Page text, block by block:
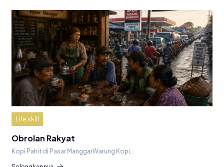
Life skill
Obrolan Rakyat
Kopi Pahit di Pasar ManggarWarung Kopi…